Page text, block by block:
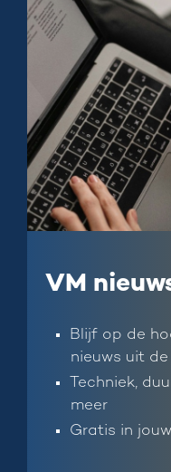
VM
Blijf op de
nieuws uit
Techniek,
meer
Gratis in